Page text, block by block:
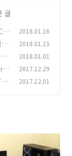
글
2018.01.16
2018.01.15
2018.01.01
2017.12.29
2017.12.01